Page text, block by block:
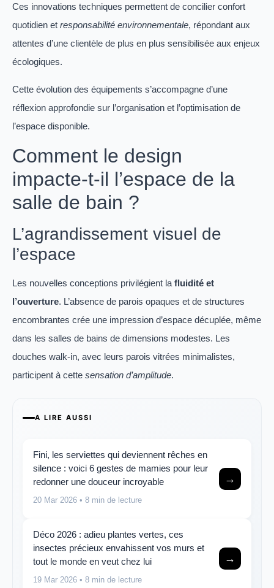
Ces innovations techniques permettent de concilier confort
quotidien et responsabilité environnementale, répondant aux
attentes d’une clientèle de plus en plus sensibilisée aux enjeux
écologiques.
Cette évolution des équipements s’accompagne d’une
réflexion approfondie sur l’organisation et l’optimisation de
l’espace disponible.
Comment le design
impacte-t-il l’espace de la
salle de bain ?
L’agrandissement visuel de
l’espace
Les nouvelles conceptions privilégient la fluidité et
l’ouverture. L’absence de parois opaques et de structures
encombrantes crée une impression d’espace décuplée, même
dans les salles de bains de dimensions modestes. Les
douches walk-in, avec leurs parois vitrées minimalistes,
participent à cette sensation d’amplitude.
A LIRE AUSSI
Fini, les serviettes qui deviennent rêches en
silence : voici 6 gestes de mamies pour leur
redonner une douceur incroyable
20 Mar 2026 • 8 min de lecture
→
Déco 2026 : adieu plantes vertes, ces
insectes précieux envahissent vos murs et
tout le monde en veut chez lui
19 Mar 2026 • 8 min de lecture
→